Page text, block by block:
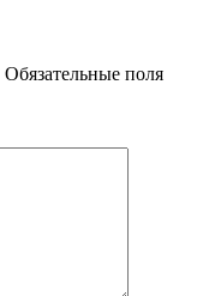
Обязательные поля